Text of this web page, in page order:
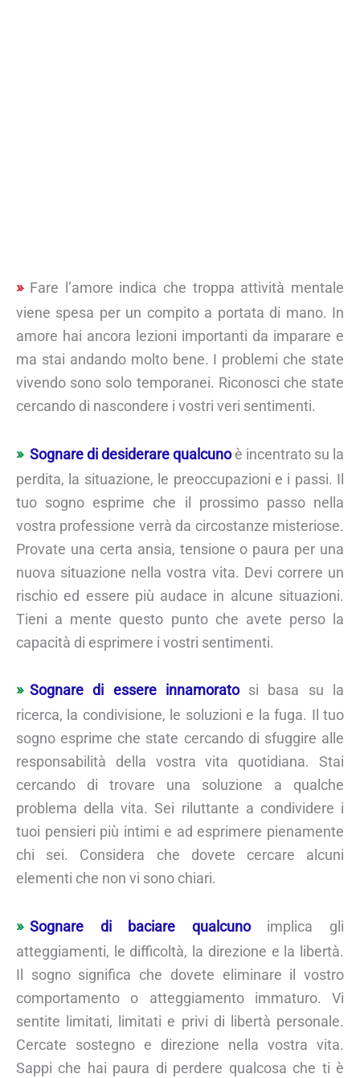
Fare l’amore indica che troppa attività mentale
viene spesa per un compito a portata di mano. In
amore hai ancora lezioni importanti da imparare e
ma stai andando molto bene. I problemi che state
vivendo sono solo temporanei. Riconosci che state
cercando di nascondere i vostri veri sentimenti.
Sognare di desiderare qualcunoè incentrato su la
perdita, la situazione, le preoccupazioni e i passi. Il
tuo sogno esprime che il prossimo passo nella
vostra professione verrà da circostanze misteriose.
Provate una certa ansia, tensione o paura per una
nuova situazione nella vostra vita. Devi correre un
rischio ed essere più audace in alcune situazioni.
Tieni a mente questo punto che avete perso la
capacità di esprimere i vostri sentimenti.
Sognare di essere innamoratosi basa su la
ricerca, la condivisione, le soluzioni e la fuga. Il tuo
sogno esprime che state cercando di sfuggire alle
responsabilità della vostra vita quotidiana. Stai
cercando di trovare una soluzione a qualche
problema della vita. Sei riluttante a condividere i
tuoi pensieri più intimi e ad esprimere pienamente
chi sei. Considera che dovete cercare alcuni
elementi che non vi sono chiari.
Sognare di baciare qualcunoimplica gli
atteggiamenti, le difficoltà, la direzione e la libertà.
Il sogno significa che dovete eliminare il vostro
comportamento o atteggiamento immaturo. Vi
sentite limitati, limitati e privi di libertà personale.
Cercate sostegno e direzione nella vostra vita.
Sappi che hai paura di perdere qualcosa che ti è